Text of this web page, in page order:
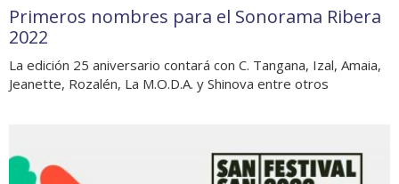
Primeros nombres para el Sonorama Ribera
2022
La edición 25 aniversario contará con C. Tangana, Izal, Amaia,
Jeanette, Rozalén, La M.O.D.A. y Shinova entre otros